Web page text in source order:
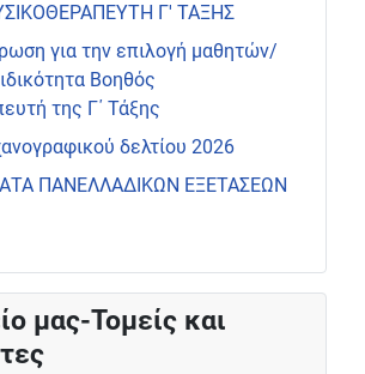
Γ' ΤΑΞΗΣ
για την επιλογή μαθητών/
Βοηθός
της Γ΄ Τάξης
δελτίου 2026
ΠΑΝΕΛΛΑΔΙΚΩΝ ΕΞΕΤΑΣΕΩΝ
μας-Τομείς και